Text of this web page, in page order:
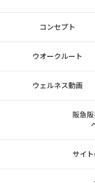
コンセプト
ウオークルート
ウェルネス動画
阪急
サイ